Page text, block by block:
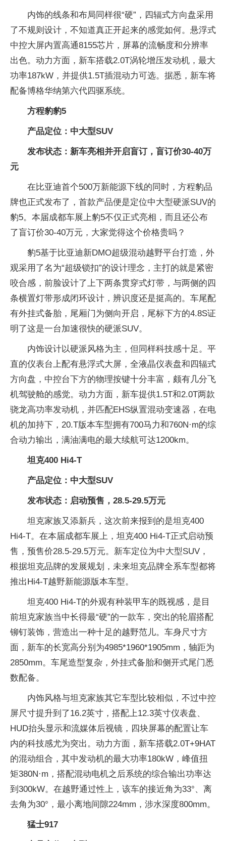
内饰的线条和布局同样很“硬”，四辐式方向盘采用
了不规则设计，不知道真正开起来的感觉如何。悬浮式
中控大屏内置高通8155芯片，屏幕的流畅度和分辨率
出色。动力方面，新车搭载2.0T涡轮增压发动机，最大
功率187kW，并提供1.5T插混动力可选。据悉，新车将
配备博格华纳第六代四驱系统。
方程豹豹5
产品定位：中大型SUV
发布状态：新车亮相并开启盲订，盲订价30-40万
元
在比亚迪首个500万新能源下线的同时，方程豹品
牌也正式发布了，首款产品便是定位中大型硬派SUV的
豹5。本届成都车展上豹5不仅正式亮相，而且还公布
了盲订价30-40万元，大家觉得这个价格贵吗？
豹5基于比亚迪新DMO超级混动越野平台打造，外
观采用了名为“超级锁扣”的设计理念，主打的就是紧密
咬合感，前脸设计了上下两条贯穿式灯带，与两侧的四
条横置灯带形成闭环设计，辨识度还是挺高的。车尾配
有外挂式备胎，尾厢门为侧向开启，尾标下方的4.8S证
明了这是一台加速很快的硬派SUV。
内饰设计以硬派风格为主，但同样科技感十足。平
直的仪表台上配有悬浮式大屏，全液晶仪表盘和四辐式
方向盘，中控台下方的物理按键十分丰富，颇有几分飞
机驾驶舱的感觉。动力方面，新车提供1.5T和2.0T两款
骁龙高功率发动机，并匹配EHS纵置混动变速器，在电
机的加持下，20.T版本车型拥有700马力和760N·m的综
合动力输出，满油满电的最大续航可达1200km。
坦克400 Hi4-T
产品定位：中大型SUV
发布状态：启动预售，28.5-29.5万元
坦克家族又添新兵，这次前来报到的是坦克400
Hi4-T。在本届成都车展上，坦克400 Hi4-T正式启动预
售，预售价28.5-29.5万元。新车定位为中大型SUV，
根据坦克品牌的发展规划，未来坦克品牌全系车型都将
推出Hi4-T越野新能源版本车型。
坦克400 Hi4-T的外观有种装甲车的既视感，是目
前坦克家族当中长得最“硬”的一款车，突出的轮眉搭配
铆钉装饰，营造出一种十足的越野范儿。车身尺寸方
面，新车的长宽高分别为4985*1960*1905mm，轴距为
2850mm。车尾造型复杂，外挂式备胎和侧开式尾门悉
数配备。
内饰风格与坦克家族其它车型比较相似，不过中控
屏尺寸提升到了16.2英寸，搭配上12.3英寸仪表盘、
HUD抬头显示和流媒体后视镜，四块屏幕的配置让车
内的科技感尤为突出。动力方面，新车搭载2.0T+9HAT
的混动组合，其中发动机的最大功率180kW，峰值扭
矩380N·m，搭配混动电机之后系统的综合输出功率达
到300kW。在越野通过性上，该车的接近角为33°、离
去角为30°，最小离地间隙224mm，涉水深度800mm。
猛士917